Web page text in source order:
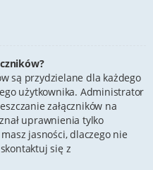
są przydzielane dla każdego
użytkownika. Administrator
załączników na
uprawnienia tylko
jasności, dlaczego nie
się z